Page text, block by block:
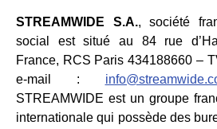
STREAMWIDE S.A., société
social est situé au 84 rue
France, RCS Paris 434188660 –
e-mail :
STREAMWIDE est un groupe
internationale qui possède des